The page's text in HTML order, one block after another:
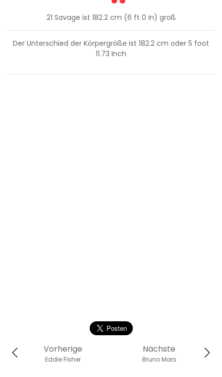
21 Savage ist 182.2 cm (6 ft 0 in) groß
Der Unterschied der Körpergröße ist 182.2 cm oder 5 foot
11.73 Inch
Nächste
Bruno Mars
Vorherige
Eddie Fisher